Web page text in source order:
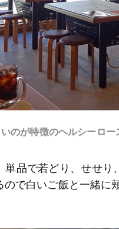
のが特徴のヘルシーロー
単品で若どり、せせ
で白いご飯と一緒に